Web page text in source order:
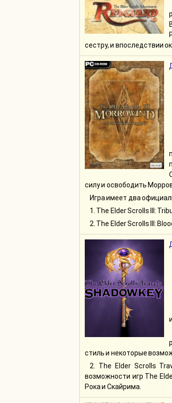
сестру, и впоследствии
силу и освободить
Игра имеет два
1. The Elder Scrolls III:
2. The Elder Scrolls III:
стиль и некоторые
2. The Elder Scrolls
возможности игр The
Рока и Скайрима.